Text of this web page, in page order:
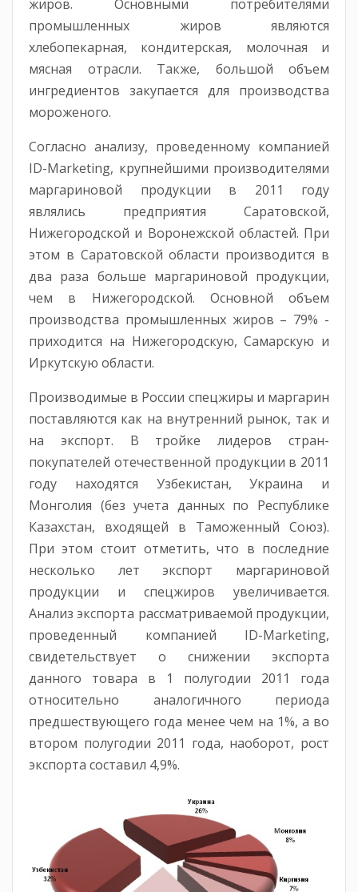
жиров. Основными потребителями
промышленных жиров являются
хлебопекарная, кондитерская, молочная и
мясная отрасли. Также, большой объем
ингредиентов закупается для производства
мороженого.
Согласно анализу, проведенному компанией
ID-Marketing, крупнейшими производителями
маргариновой продукции в 2011 году
являлись предприятия Саратовской,
Нижегородской и Воронежской областей. При
этом в Саратовской области производится в
два раза больше маргариновой продукции,
чем в Нижегородской. Основной объем
производства промышленных жиров – 79% -
приходится на Нижегородскую, Самарскую и
Иркутскую области.
Производимые в России спецжиры и маргарин
поставляются как на внутренний рынок, так и
на экспорт. В тройке лидеров стран-
покупателей отечественной продукции в 2011
году находятся Узбекистан, Украина и
Монголия (без учета данных по Республике
Казахстан, входящей в Таможенный Союз).
При этом стоит отметить, что в последние
несколько лет экспорт маргариновой
продукции и спецжиров увеличивается.
Анализ экспорта рассматриваемой продукции,
проведенный компанией ID-Marketing,
свидетельствует о снижении экспорта
данного товара в 1 полугодии 2011 года
относительно аналогичного периода
предшествующего года менее чем на 1%, а во
втором полугодии 2011 года, наоборот, рост
экспорта составил 4,9%.